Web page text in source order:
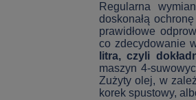
Regularna
doskonałą
prawidłowe
co zdecydowanie
litra, czyli
maszyn 4-
Zużyty olej, w
korek spustowy,